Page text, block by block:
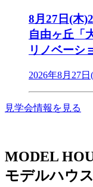
8月27日(木
自由ヶ丘「
リノベーシ
2026年8月27
見学会情報を見る
MODEL
モデルハウス